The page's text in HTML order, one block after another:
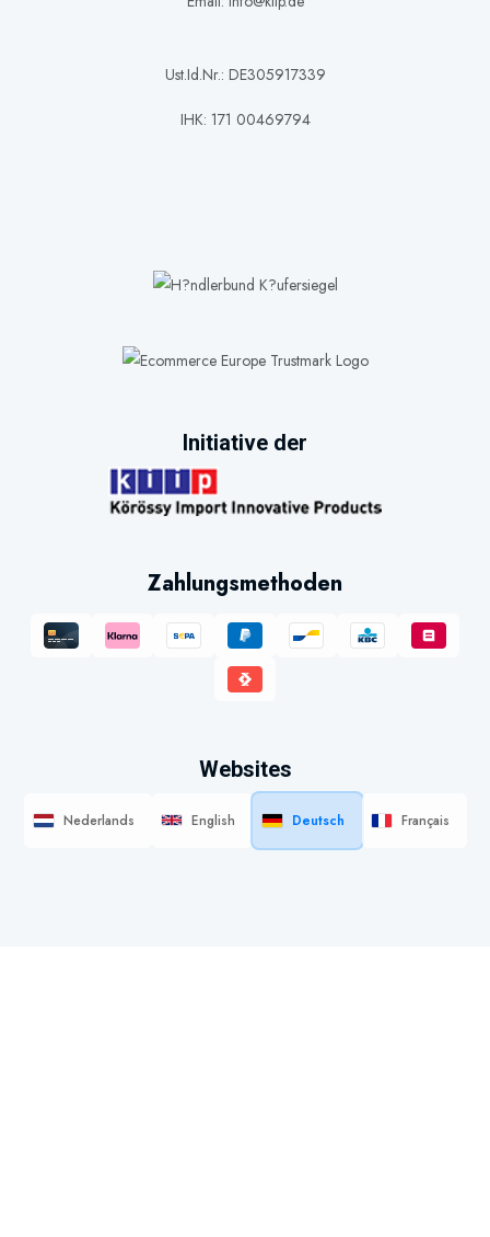
Ust.Id.Nr.: DE305917339
IHK: 171 00469794
Initiative der
Zahlungsmethoden
Websites
Nederlands English Deutsch Français